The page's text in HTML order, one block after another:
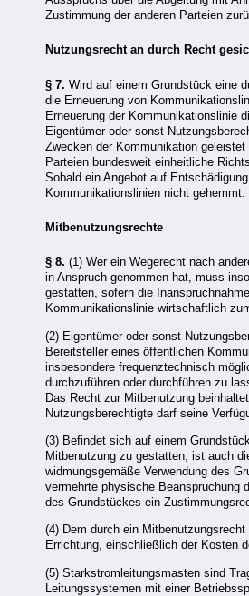
Zustimmung der anderen Parteien
Nutzungsrecht an durch Recht
§ 7. Wird auf einem Grundstück eine
die Erneuerung von
Erneuerung der Kommunikationslinie
Eigentümer oder sonst
Zwecken der Kommunikation
Parteien bundesweit einheitliche
Sobald ein Angebot auf
Kommunikationslinien nicht gehemmt.
Mitbenutzungsrechte
§ 8. (1) Wer ein Wegerecht nach
in Anspruch genommen hat, muss
gestatten, sofern die
Kommunikationslinie wirtschaftlich
(2) Eigentümer oder sonst
Bereitsteller eines öffentlichen
insbesondere frequenztechnisch
durchzuführen oder durchführen zu
Das Recht zur Mitbenutzung
Nutzungsberechtigte darf seine
(3) Befindet sich auf einem
Mitbenutzung zu gestatten, ist auch
widmungsgemäße Verwendung des
vermehrte physische Beanspruchung
des Grundstückes ein
(4) Dem durch ein
Errichtung, einschließlich der Kosten
(5) Starkstromleitungsmasten sind
Leitungssystemen mit einer